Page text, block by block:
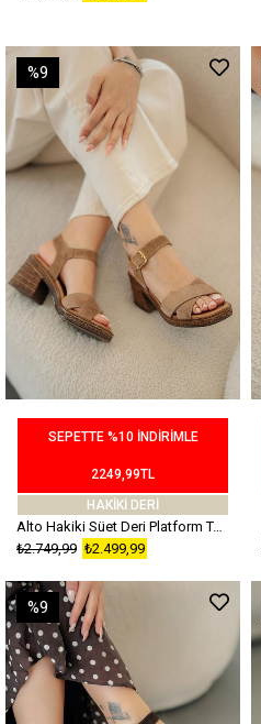
SEPETTE %10 İNDİRİMLE
2249,99TL
HAKİKİ DERİ
Alto Hakiki Süet Deri Platform Topuklu Ayakkabı Ten
₺2.499,99
₺2.749,99
%9
%9